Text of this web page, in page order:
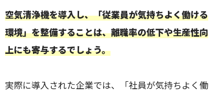
空気清浄機を導入し、「従業員が気持ちよく働ける
環境」を整備することは、離職率の低下や生産性向
上にも寄与するでしょう。
実際に導入された企業では、「社員が気持ちよく働